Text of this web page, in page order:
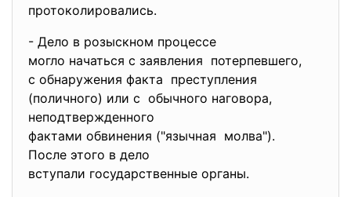
протоколировались.
- Дело в розыскном процессе
могло начаться с заявления потерпевшего,
с обнаружения факта преступления
(поличного) или с обычного наговора,
неподтвержденного
фактами обвинения ("язычная молва").
После этого в дело
вступали государственные органы.